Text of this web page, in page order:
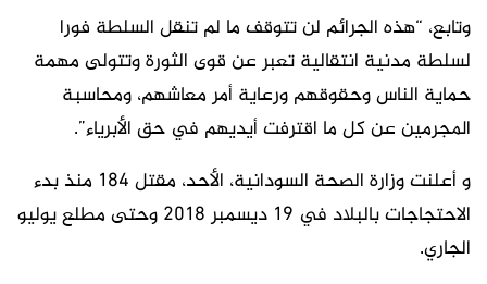
وتابع، “هذه الجرائم لن تتوقف ما لم تنقل السلطة فورا
لسلطة مدنية انتقالية تعبر عن قوى الثورة وتتولى مهمة
حماية الناس وحقوقهم ورعاية أمر معاشهم، ومحاسبة
المجرمين عن كل ما اقترفت أيديهم في حق الأبرياء”.
و أعلنت وزارة الصحة السودانية، الأحد، مقتل 184 منذ بدء
الاحتجاجات بالبلاد في 19 ديسمبر 2018 وحتى مطلع يوليو
الجاري.